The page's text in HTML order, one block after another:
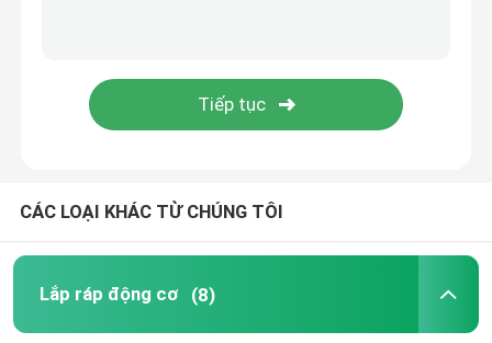
Hệ thống làm mát
CÁC LOẠI KHÁC TỪ CHÚNG TÔI
Lắp ráp động cơ (8)